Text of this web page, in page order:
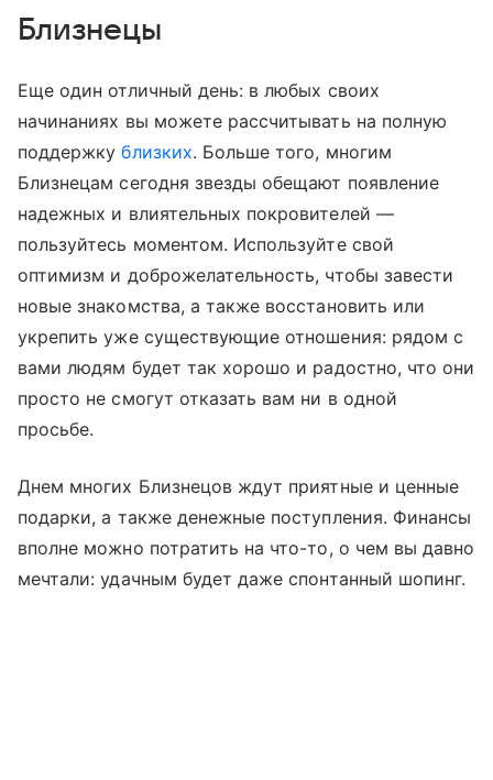
Близнецы
Еще один отличный день: в любых своих
начинаниях вы можете рассчитывать на полную
поддержкублизких. Больше того, многим
Близнецам сегодня звезды обещают появление
надежных и влиятельных покровителей —
пользуйтесь моментом. Используйте свой
оптимизм и доброжелательность, чтобы завести
новые знакомства, а также восстановить или
укрепить уже существующие отношения: рядом с
вами людям будет так хорошо и радостно, что они
просто не смогут отказать вам ни в одной
просьбе.
Днем многих Близнецов ждут приятные и ценные
подарки, а также денежные поступления. Финансы
вполне можно потратить на что-то, о чем вы давно
мечтали: удачным будет даже спонтанный шопинг.